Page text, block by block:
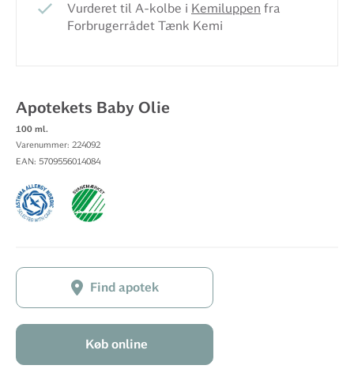
Vurderet til A-kolbe i Kemiluppen fra
Forbrugerrådet Tænk Kemi
Apotekets Baby Olie
100 ml.
Varenummer: 224092
EAN: 5709556014084
Find apotek
Køb online